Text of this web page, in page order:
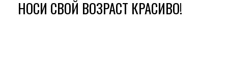
НОСИ СВОЙ ВОЗРАСТ КРАСИВО!